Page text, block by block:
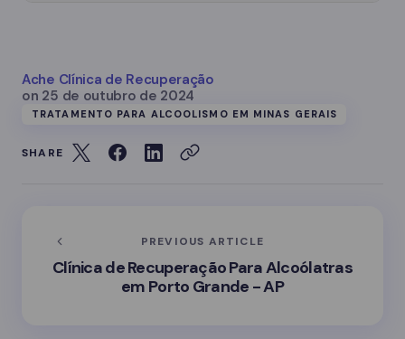
Ache Clínica de Recuperação
on 25 de outubro de 2024
TRATAMENTO PARA ALCOOLISMO EM MINAS GERAIS
SHARE
PREVIOUS ARTICLE
Clínica de Recuperação Para Alcoólatras
em Porto Grande - AP